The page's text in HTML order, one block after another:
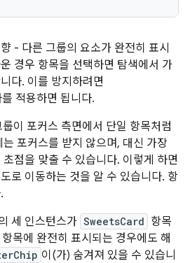
- 다른 그룹의 요소가 완전히 표시
경우 항목을 선택하면 탐색에서 가
다. 이를 방지하려면
적용하면 됩니다.
이 포커스 측면에서 단일 항목처럼
포커스를 받지 않으며, 대신 가장
점을 맞출 수 있습니다. 이렇게 하면
로 이동하는 것을 알 수 있습니다. 항
세 인스턴스가 SweetsCard 항목
목에 완전히 표시되는 경우에도 해
이(가) 숨겨져 있을 수 있습니